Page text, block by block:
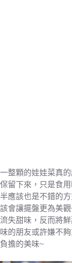
一整顆的娃娃菜真
保留下來，只是食
半應該也是不錯的
該會讓擺盤更為美
流失甜味，反而將
味的朋友或許嫌不
負擔的美味~